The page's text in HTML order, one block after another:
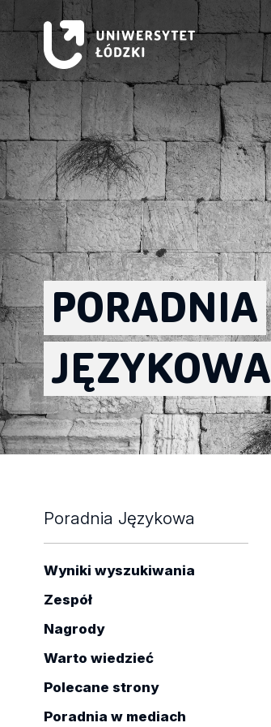
PORADNIA
JĘZYKOWA
Poradnia Językowa
Wyniki wyszukiwania
Zespół
Nagrody
Warto wiedzieć
Polecane strony
Poradnia w mediach